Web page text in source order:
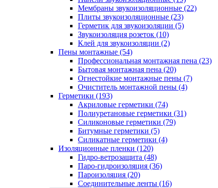
Мембраны звукоизоляционные (22)
Плиты звукоизоляционные (23)
Герметик для звукоизоляции (5)
Звукоизоляция розеток (10)
Клей для звукоизоляции (2)
Пены монтажные (54)
Профессиональная монтажная пена (23)
Бытовая монтажная пена (20)
Огнестойкие монтажные пены (7)
Очиститель монтажной пены (4)
Герметики (193)
Акриловые герметики (74)
Полиуретановые герметики (31)
Силиконовые герметики (79)
Битумные герметики (5)
Силикатные герметики (4)
Изоляционные пленки (120)
Гидро-ветрозащита (48)
Паро-гидроизоляция (36)
Пароизоляция (20)
Соединительные ленты (16)